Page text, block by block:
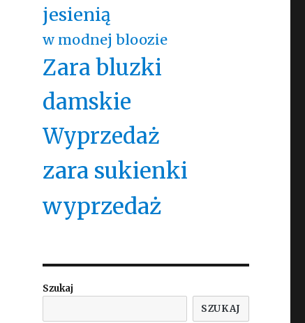
jesienią
w modnej bloozie
Zara bluzki
damskie
Wyprzedaż
zara sukienki
wyprzedaż
Szukaj
SZUKAJ